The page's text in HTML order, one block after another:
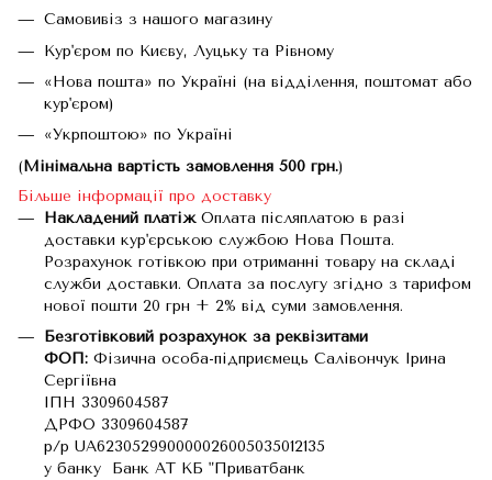
Самовивіз з нашого магазину
Кур'єром по Києву, Луцьку та Рівному
«Нова пошта» по Україні (на відділення, поштомат або
кур'єром)
«Укрпоштою» по Україні
(Мінімальна вартість замовлення 500 грн.)
Більше інформації про доставку
Накладений платіжОплата післяплатою в разі
доставки кур'єрською службою Нова Пошта.
Розрахунок готівкою при отриманні товару на складі
служби доставки. Оплата за послугу згідно з тарифом
нової пошти 20 грн + 2% від суми замовлення.
Безготівковий розрахунок за реквізитами
ФОП: Фізична особа-підприємець Салівончук Ірина
Сергіївна
ІПН 3309604587
ДРФО 3309604587
р/р UA623052990000026005035012135
у банку Банк АТ КБ "Приватбанк